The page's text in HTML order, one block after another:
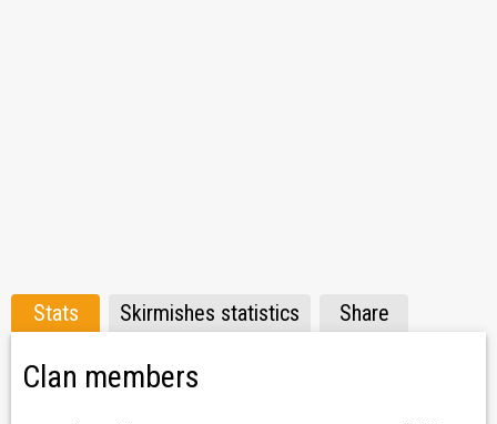
Stats Skirmishes statistics Share
Clan members